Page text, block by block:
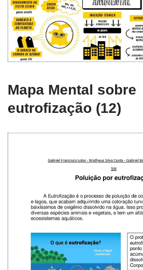
Mapa Mental sobre
eutrofização (12)